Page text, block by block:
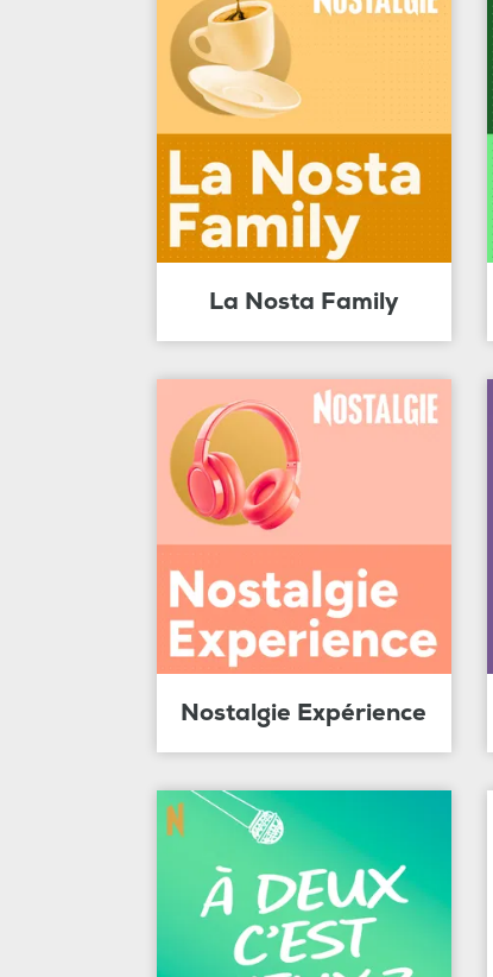
La Nosta Family
Nostalgie Expérience